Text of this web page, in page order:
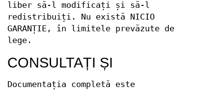
liber să-l modificați și să-l
redistribuiți. Nu există NICIO
GARANȚIE, în limitele prevăzute de
lege.
CONSULTAȚI ȘI
Documentația completă este